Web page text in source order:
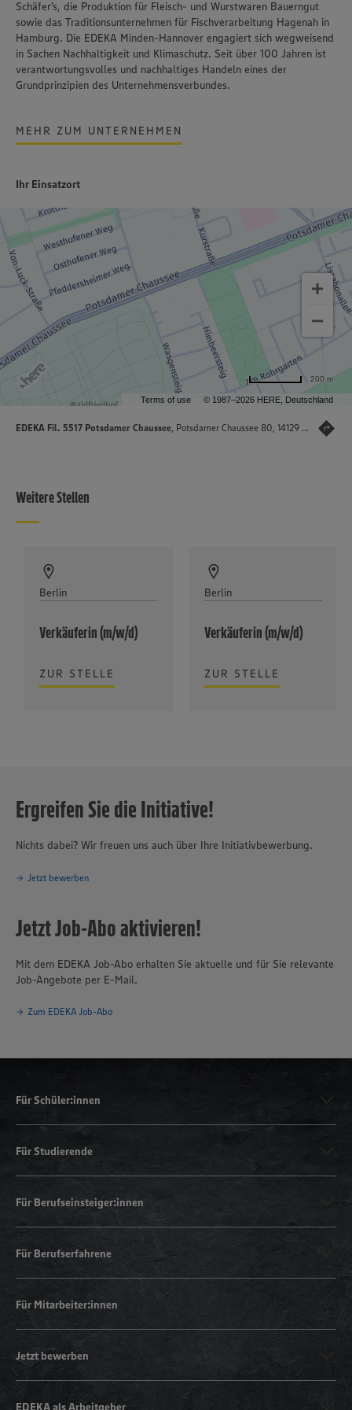
Schäfer’s, die Produktion für Fleisch- und Wurstwaren Bauerngut
sowie das Traditionsunternehmen für Fischverarbeitung Hagenah in
Hamburg. Die EDEKA Minden-Hannover engagiert sich wegweisend
in Sachen Nachhaltigkeit und Klimaschutz. Seit über 100 Jahren ist
verantwortungsvolles und nachhaltiges Handeln eines der
Grundprinzipien des Unternehmensverbundes.
MEHR ZUM UNTERNEHMEN
Ihr Einsatzort
Terms of use © 1987–2026 HERE, Deutschland
200 m
EDEKA Fil. 5517 Potsdamer Chaussee, Potsdamer Chaussee 80, 14129 Berlin
Weitere Stellen
Berlin
Verkäuferin (m/w/d)
ZUR STELLE
Berlin
Verkäuferin (m/w/d)
ZUR STELLE
Ergreifen Sie die Initiative!
Nichts dabei? Wir freuen uns auch über Ihre Initiativbewerbung.
Jetzt bewerben
Jetzt Job-Abo aktivieren!
Mit dem EDEKA Job-Abo erhalten Sie aktuelle und für Sie relevante
Job-Angebote per E-Mail.
Zum EDEKA Job-Abo
Für Schüler:innen
Für Studierende
Für Berufseinsteiger:innen
Für Berufserfahrene
Für Mitarbeiter:innen
Jetzt bewerben
EDEKA als Arbeitgeber